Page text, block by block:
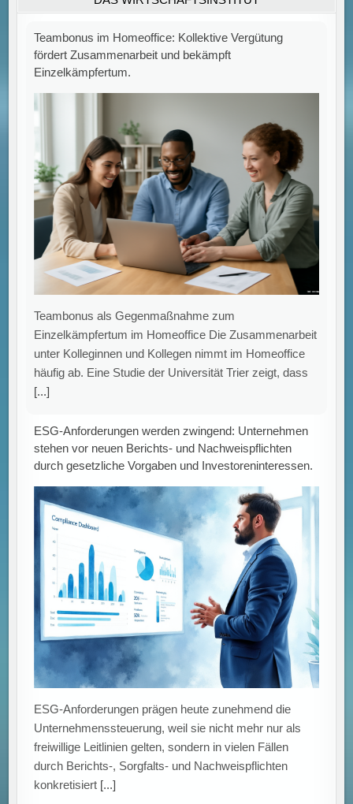
häufig ab. Eine Studie der Universität Trier zeigt, dass
ESG-Anforderungen werden zwingend: Unternehmen
ESG-Anforderungen prägen heute zunehmend die
Unternehmenssteuerung, weil sie nicht mehr nur als
freiwillige Leitlinien gelten, sondern in vielen Fällen
durch Berichts-, Sorgfalts- und Nachweispflichten
Big Data: Chancen für die Wirtschaft nutzen und
Big Data als Motor der Wirtschaft – Chancen nutzen,
Risiken managen Die rasante Verbreitung von Big
Data-Technologien prägt zunehmend die globale
Wirtschaft und zwingt Unternehmen,